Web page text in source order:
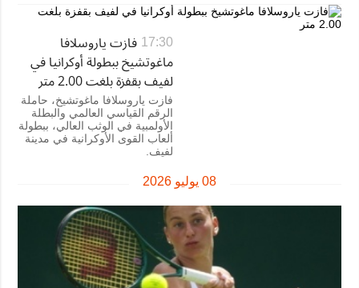
17:30 فازت ياروسلافا
ماغوتشيخ ببطولة أوكرانيا في
لفيف بقفزة بلغت 2.00 متر
فازت ياروسلافا ماغوتشيخ، حاملة
الرقم القياسي العالمي والبطلة
الأولمبية في الوثب العالي، ببطولة
ألعاب القوى الأوكرانية في مدينة
لفيف.
08 يوليو 2026